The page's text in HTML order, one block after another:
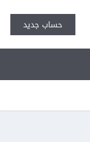
حساب جديد